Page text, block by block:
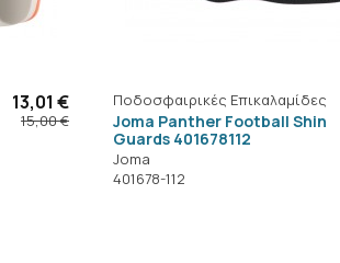
13,01 €
15,00 €
Ποδοσφαιρικές Επικαλαμίδες
Joma Panther Football Shin
Guards 401678112
Joma
401678-112